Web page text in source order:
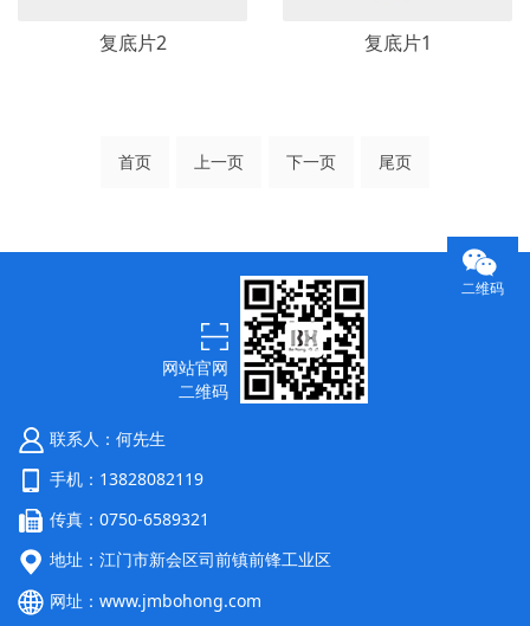
复底片2 复底片1
首页 上一页 下一页 尾页
联系人：何先生
手机：13828082119
传真：0750-6589321
地址：江门市新会区司前镇前锋工业区
网址： www.jmbohong.com
网站官网
二维码
二维码